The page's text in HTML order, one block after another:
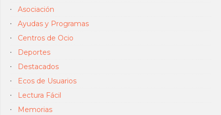
Asociación
Ayudas y Programas
Centros de Ocio
Deportes
Destacados
Ecos de Usuarios
Lectura Fácil
Memorias